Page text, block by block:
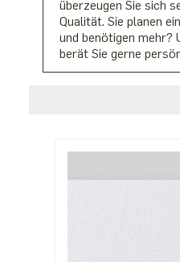
überzeugen Sie sich
Qualität. Sie planen
und benötigen mehr?
berät Sie gerne